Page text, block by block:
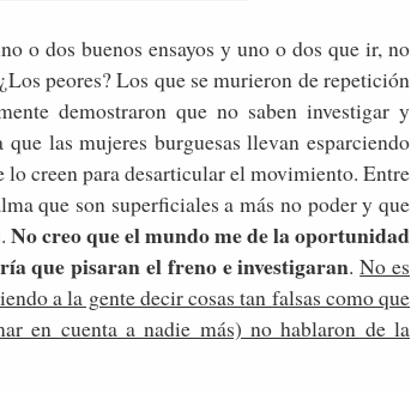
o dos buenos ensayos y uno o dos que ir, no
peores? Los que se murieron de repetición
demostraron que no saben investigar y
las mujeres burguesas llevan esparciendo
lo creen para desarticular el movimiento. Entre
que son superficiales a más no poder y que
No creo que el mundo me de la oportunidad
que pisaran el freno e investigaran.No es
a la gente decir cosas tan falsas como que
en cuenta a nadie más) no hablaron de la